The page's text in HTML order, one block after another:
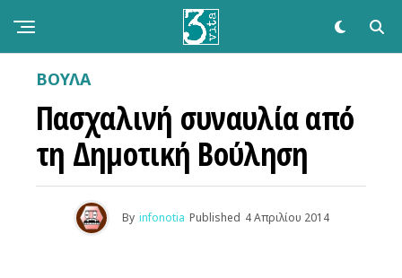
ΒΟΥΛΑ
Πασχαλινή συναυλία από
τη Δημοτική Βούληση
By infonotia Published 4 Απριλίου 2014